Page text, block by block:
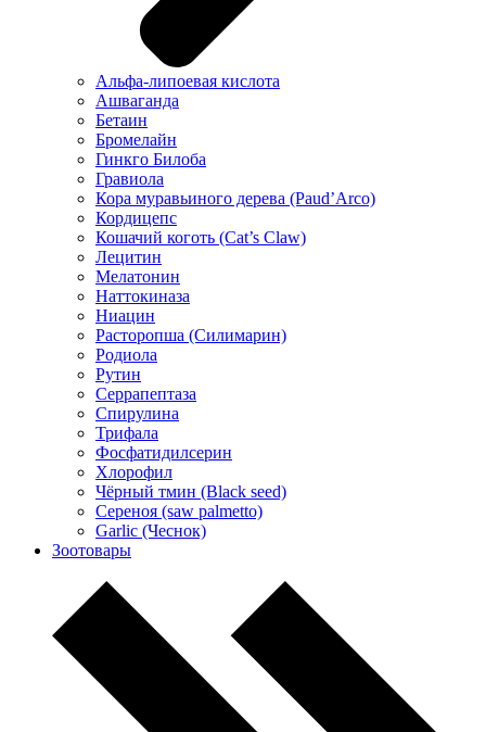
Альфа-липоевая кислота
Ашваганда
Бетаин
Бромелайн
Гинкго Билоба
Гравиола
Кора муравьиного дерева (Paud’Arco)
Кордицепс
Кошачий коготь (Cat’s Claw)
Лецитин
Мелатонин
Наттокиназа
Ниацин
Расторопша (Силимарин)
Родиола
Рутин
Серрапептаза
Спирулина
Трифала
Фосфатидилсерин
Хлорофил
Чёрный тмин (Black seed)
Сереноя (saw palmetto)
Garlic (Чеснок)
Зоотовары